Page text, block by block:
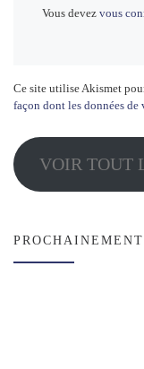
Vous devezvous
Ce site utilise Akismet
façon dont les données de
VOIR TOUT